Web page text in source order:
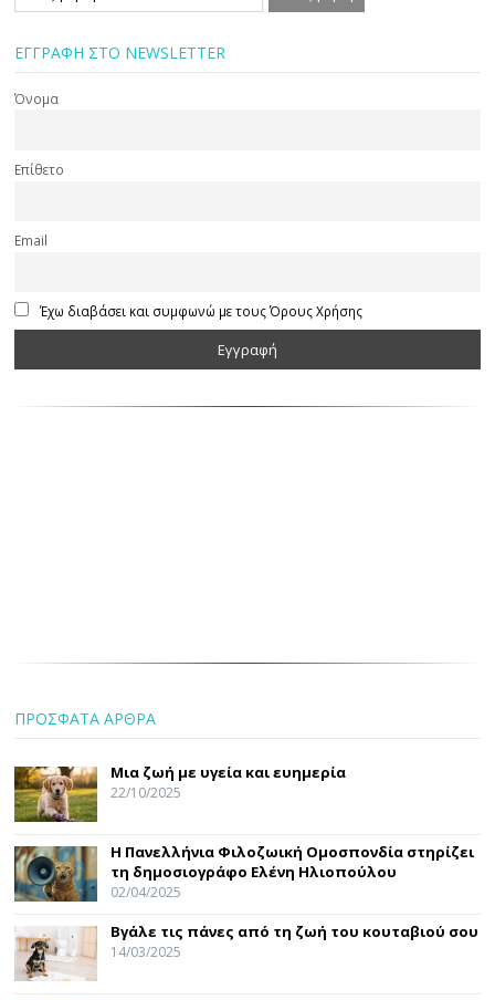
ΕΓΓΡΑΦΗ ΣΤΟ NEWSLETTER
Όνομα
Επίθετο
Email
Έχω διαβάσει και συμφωνώ με τους Όρους Χρήσης
ΠΡΟΣΦΑΤΑ ΑΡΘΡΑ
Μια ζωή με υγεία και ευημερία
22/10/2025
Η Πανελλήνια Φιλοζωική Ομοσπονδία στηρίζει
τη δημοσιογράφο Ελένη Ηλιοπούλου
02/04/2025
Βγάλε τις πάνες από τη ζωή του κουταβιού σου
14/03/2025